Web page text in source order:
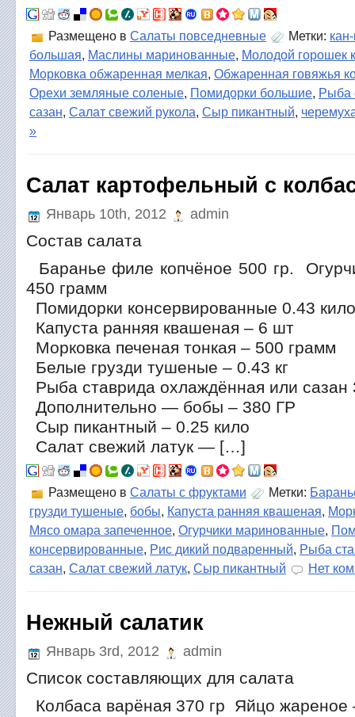
Размещено в Салаты повседневные Метки:
большая, Маслины маринованные, Молодой горошек
Морковка обжаренная мелкая, Обжаренная говяжья
Орехи земляные соленые, Помидорки большие, Рыба
сазан, Салат свежий рукола, Сыр пикантный,
»
Салат картофельный с
Январь 10th, 2012 admin
Состав салата
Баранье филе копчёное 500 гр.
450 грамм
Помидорки консервированные 0.43 кило
Капуста ранняя квашеная – 6 шт
Морковка печеная тонкая – 500 грамм
Белые грузди тушеные – 0.43 кг
Рыба ставрида охлаждённая или сазан
Дополнительно — бобы – 380 ГР
Сыр пикантный – 0.25 кило
Салат свежий латук — […]
Размещено в Салаты с фруктами Метки:
грузди тушеные, бобы, Капуста ранняя квашеная,
Мясо омара запеченное, Огурчики маринованные,
консервированные, Рис дикий подваренный, Рыба
сазан, Салат свежий латук, Сыр пикантный Нет
Нежный салатик
Январь 3rd, 2012 admin
Список составляющих для салата
Колбаса варёная 370 гр Яйцо жареное